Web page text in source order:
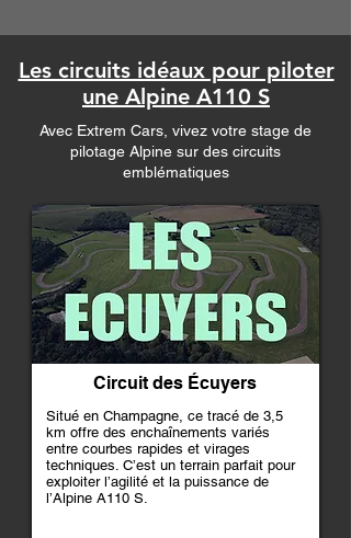
Les circuits idéaux pour piloter
une Alpine A110 S
Avec Extrem Cars, vivez votre stage de
pilotage Alpine sur des circuits
emblématiques
Circuit des Écuyers
Situé en Champagne, ce tracé de 3,5
km offre des enchaînements variés
entre courbes rapides et virages
techniques. C’est un terrain parfait pour
exploiter l’agilité et la puissance de
l’Alpine A110 S.